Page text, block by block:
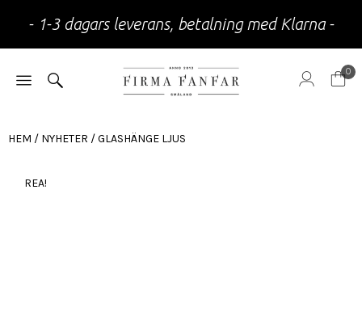
- 1-3 dagars leverans, betalning med Klarna -
0
REA!
HEM / NYHETER / GLASHÄNGE LJUS